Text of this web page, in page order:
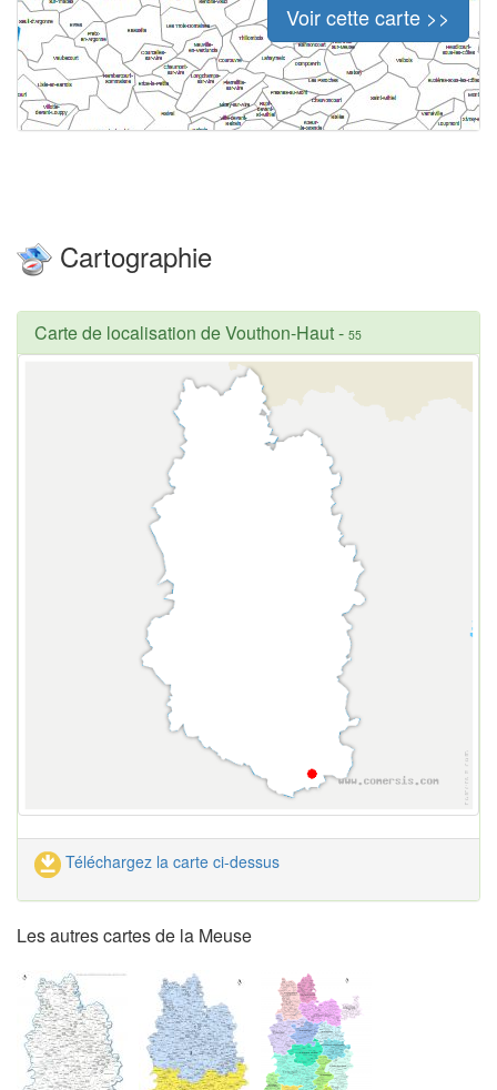
Voir cette carte >>
Cartographie
Carte de localisation de Vouthon-Haut- 55
Téléchargez la carte ci-dessus
Les autres cartes de la Meuse